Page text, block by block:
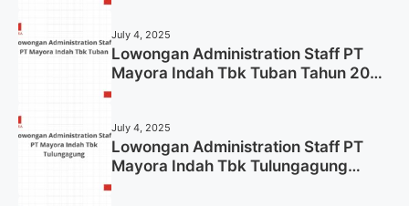
July 4, 2025
Lowongan Administration Staff PT
Mayora Indah Tbk Tuban Tahun 2025
July 4, 2025
Lowongan Administration Staff PT
Mayora Indah Tbk Tulungagung